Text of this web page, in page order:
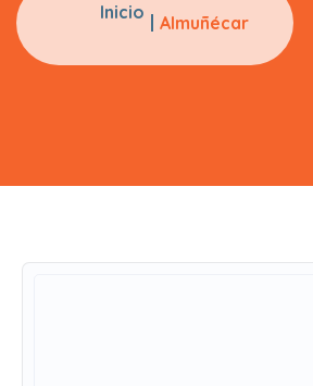
Inicio Almuñécar